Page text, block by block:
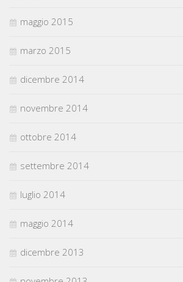
maggio 2015
marzo 2015
dicembre 2014
novembre 2014
ottobre 2014
settembre 2014
luglio 2014
maggio 2014
dicembre 2013